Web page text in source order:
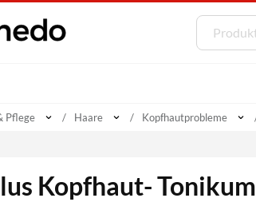
Pflege Haare Kopfhautprobleme
Kopfhaut- Tonikum